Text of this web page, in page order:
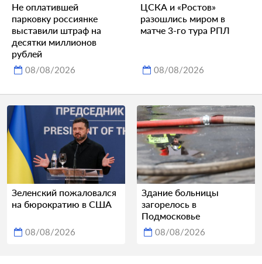
Не оплатившей
парковку россиянке
выставили штраф на
десятки миллионов
рублей
08/08/2026
ЦСКА и «Ростов»
разошлись миром в
матче 3-го тура РПЛ
08/08/2026
Зеленский пожаловался
на бюрократию в США
08/08/2026
Здание больницы
загорелось в
Подмосковье
08/08/2026